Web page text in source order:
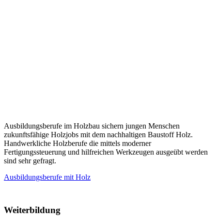
Ausbildungsberufe im Holzbau sichern jungen Menschen
zukunftsfähige Holzjobs mit dem nachhaltigen Baustoff Holz.
Handwerkliche Holzberufe die mittels moderner
Fertigungssteuerung und hilfreichen Werkzeugen ausgeübt werden
sind sehr gefragt.
Ausbildungsberufe mit Holz
Weiterbildung